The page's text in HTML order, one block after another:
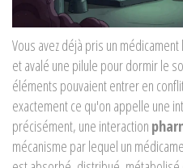
Vous avez déjà pris un
et avalé une pilule pour dormir le
éléments pouvaient entrer en
exactement ce qu'on appelle une
précisément, une interaction
mécanisme par lequel un